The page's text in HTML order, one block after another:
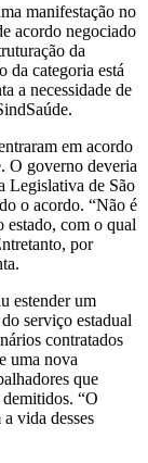
manifestação no
acordo negociado
da
da categoria está
a necessidade de
em acordo
O governo deveria
Legislativa de São
o acordo. “Não é
estado, com o qual
por
estender um
serviço estadual
contratados
uma nova
que
demitidos. “O
vida desses